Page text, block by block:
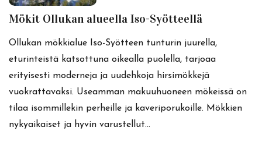
Mökit Ollukan alueella Iso-Syötteellä
Ollukan mökkialue Iso-Syötteen tunturin juurella,
eturinteistä katsottuna oikealla puolella, tarjoaa
erityisesti moderneja ja uudehkoja hirsimökkejä
vuokrattavaksi. Useamman makuuhuoneen mökeissä on
tilaa isommillekin perheille ja kaveriporukoille. Mökkien
nykyaikaiset ja hyvin varustellut…